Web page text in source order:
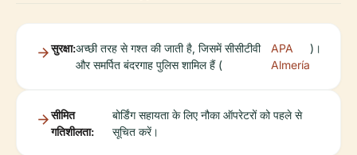
सुरक्षा:अच्छी तरह से गश्त की जाती है, जिसमें सीसीटीवी
और समर्पित बंदरगाह पुलिस शामिल हैं (
APA
Almería
)।
सीमित
गतिशीलता:
बोर्डिंग सहायता के लिए नौका ऑपरेटरों को पहले से
सूचित करें।